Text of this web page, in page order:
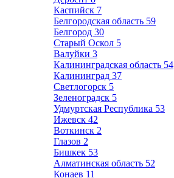
Каспийск 7
Белгородская область 59
Белгород 30
Старый Оскол 5
Валуйки 3
Калининградская область 54
Калининград 37
Светлогорск 5
Зеленоградск 5
Удмуртская Республика 53
Ижевск 42
Воткинск 2
Глазов 2
Бишкек 53
Алматинская область 52
Конаев 11